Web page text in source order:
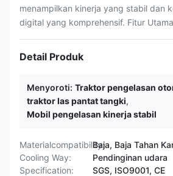
menampilkan kinerja yang stabil dan
digital yang komprehensif. Fitur
Detail Produk
Menyoroti: Traktor pengelasan
traktor las pantat tangki,
Mobil pengelasan kinerja stabil
Materialcompatibility:Baja, Baja Tahan
Cooling Way:
Pendinginan udara
Specification:
SGS, ISO9001, CE